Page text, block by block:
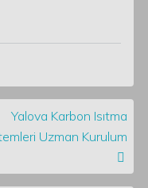
Yalova Karbon Isıtma
Uzman Kurulum